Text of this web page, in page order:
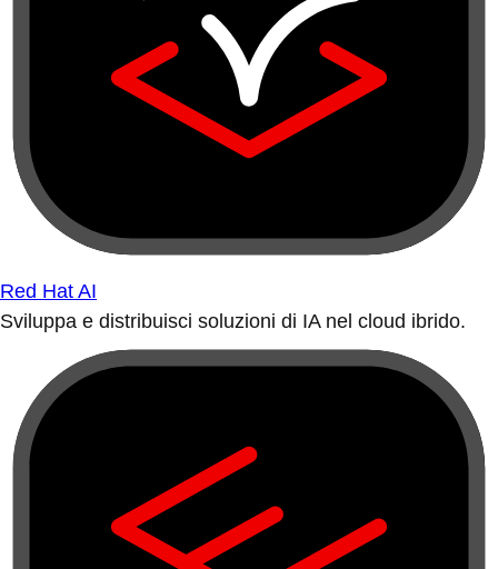
Red Hat AI
Sviluppa e distribuisci soluzioni di IA nel cloud ibrido.